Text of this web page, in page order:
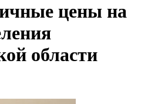
цены на
области